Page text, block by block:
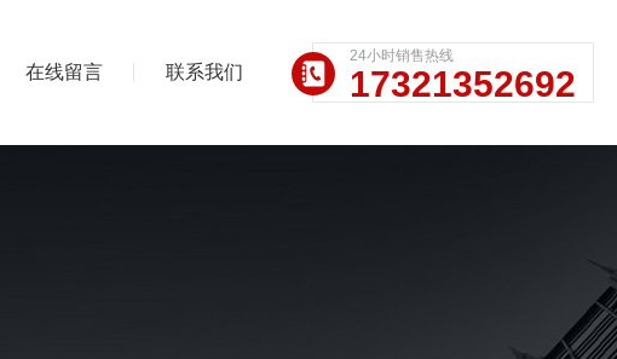
在线留言 联系我们
24小时销售热线
17321352692